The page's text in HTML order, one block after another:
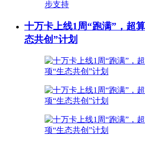
十万卡上线1周“跑满”，超
态共创”计划